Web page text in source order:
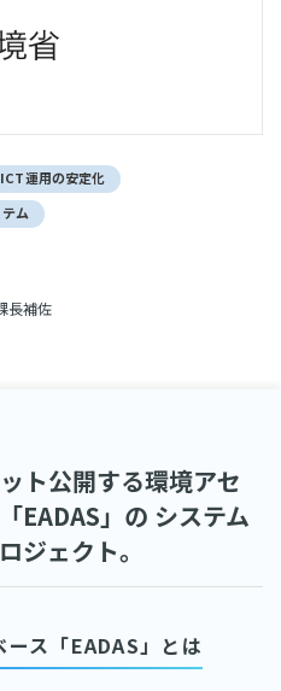
ICT運用の安定化
ム
長補佐
ト公開する環境アセ
EADAS」の システム
ジェクト。
ス「EADAS」とは